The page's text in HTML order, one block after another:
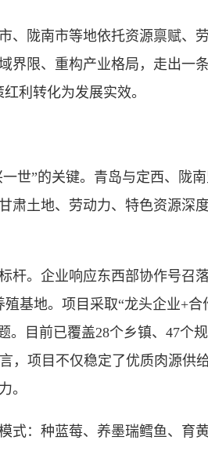
陇南市等地依托资源禀赋、
界限、重构产业格局，走出一
利转化为发展实效。
”的关键。青岛与定西、陇
肃土地、劳动力、特色资源深
。企业响应东西部协作号召落
基地。项目采取“龙头企业+合
目前已覆盖28个乡镇、47个
，项目不仅稳定了优质肉源供
。
：种蓝莓、养墨瑞鳕鱼、育黄